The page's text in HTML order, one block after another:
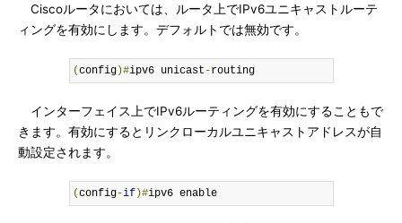
Ciscoルータにおいては、ルータ上でIPv6ユニキャストルーテ
ィングを有効にします。デフォルトでは無効です。
(config)#ipv6 unicast -routing
インターフェイス上でIPv6ルーティングを有効にすることもで
きます。有効にするとリンクローカルユニキャストアドレスが自
動設定されます。
(config-if)#ipv6 enable